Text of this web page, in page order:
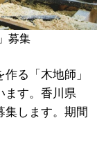
募集
る「木地師」
ます。香川県
集します。期間